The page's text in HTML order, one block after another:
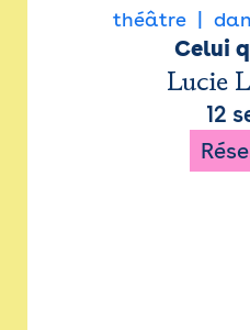
théâtre
Celui
Lucie
12